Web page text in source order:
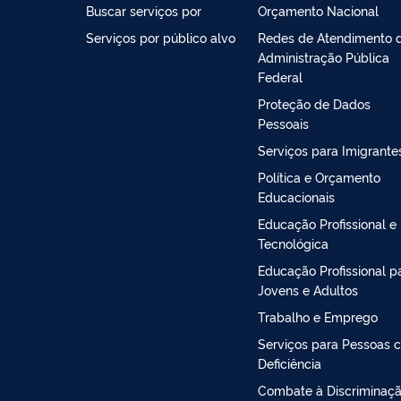
Buscar serviços por
Serviços por público alvo
Orçamento Nacional
Redes de Atendimento
Administração Pública
Federal
Proteção de Dados
Pessoais
Serviços para
Política e Orçamento
Educacionais
Educação Profissional e
Tecnológica
Educação Profissional
Jovens e Adultos
Trabalho e Emprego
Serviços para Pessoas
Deficiência
Combate à